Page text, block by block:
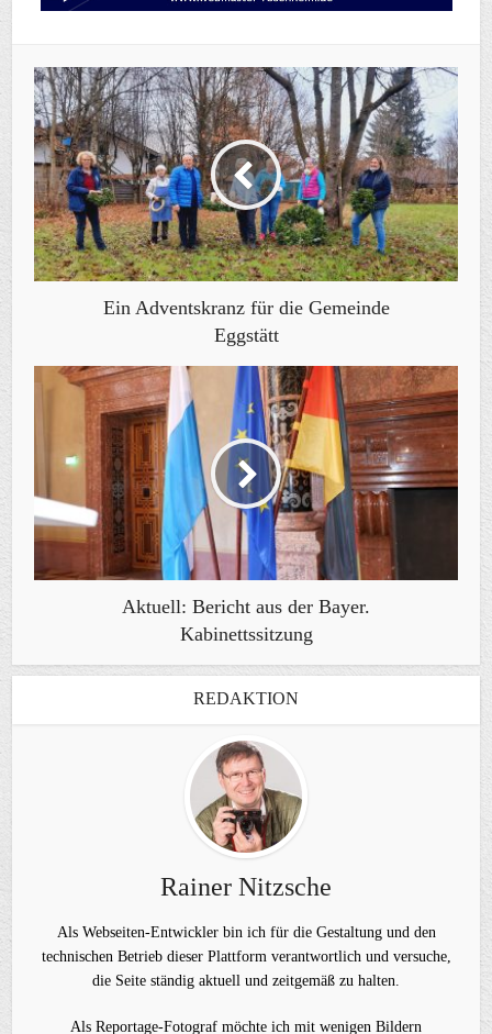
Ein Adventskranz für die Gemeinde
Eggstätt
Aktuell: Bericht aus der Bayer.
Kabinettssitzung
REDAKTION
Rainer Nitzsche
Als Webseiten-Entwickler bin ich für die Gestaltung und den
technischen Betrieb dieser Plattform verantwortlich und versuche,
die Seite ständig aktuell und zeitgemäß zu halten.
Als Reportage-Fotograf möchte ich mit wenigen Bildern